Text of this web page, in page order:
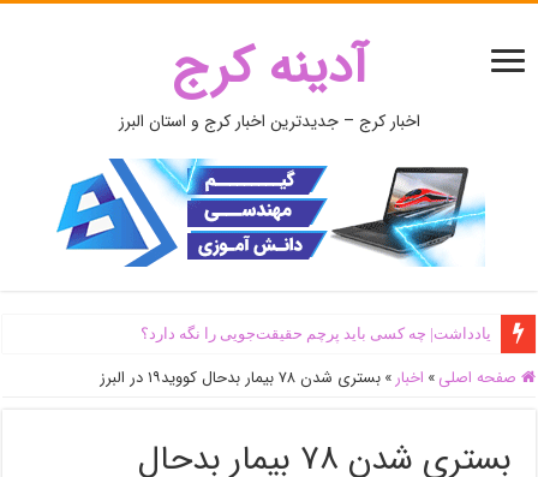
آدینه کرج
اخبار کرج – جدیدترین اخبار کرج و استان البرز
یادداشت| ‌چه کسی باید پرچم حقیقت‌جویی را نگه دارد؟
صفحه اصلی » اخبار » بستری شدن ۷۸ بیمار بدحال کووید۱۹ در البرز
بستری شدن ۷۸ بیمار بدحال